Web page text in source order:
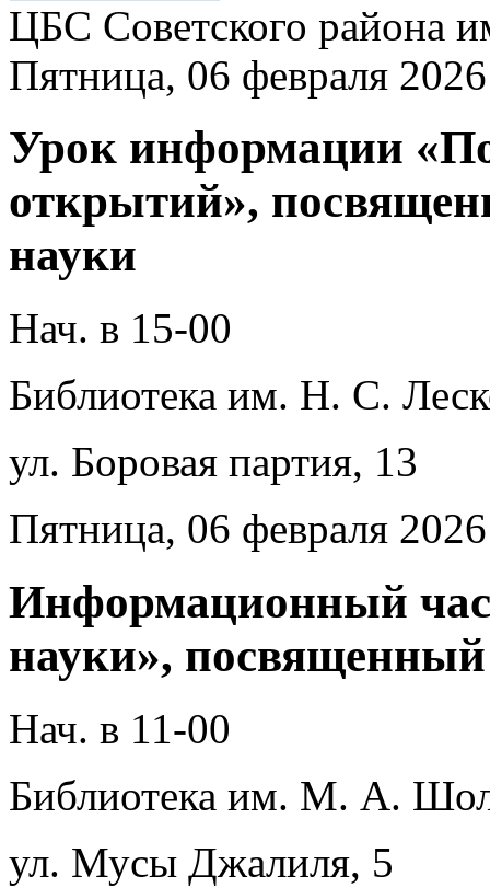
ЦБС Советского района
Пятница, 06 февраля 2026
Урок информации
открытий»,
науки
Нач. в 15-00
Библиотека им. Н. С.
ул. Боровая партия, 13
Пятница, 06 февраля 2026
Информационный
науки»,
Нач. в 11-00
Библиотека им. М. А.
ул. Мусы Джалиля, 5